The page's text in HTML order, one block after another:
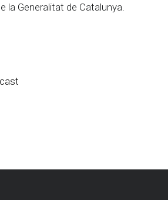
la Generalitat de Catalunya.